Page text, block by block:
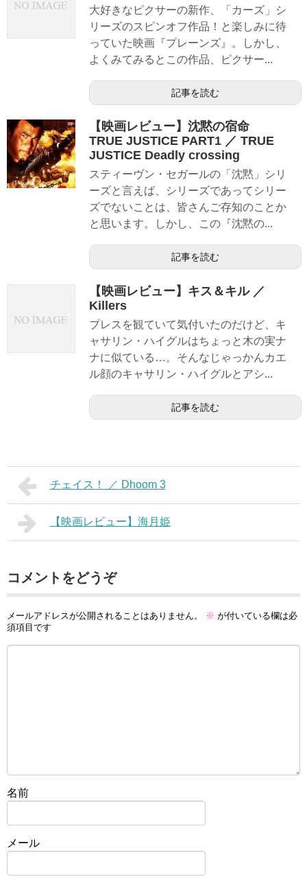
大好きなピクサーの新作、「カーズ」シ
リーズのスピンオフ作品！と楽しみに待
っていた映画『プレーンズ』。しかし、
よくみてみるとこの作品、ピクサー...
記事を読む
【映画レビュー】沈黙の宿命
TRUE JUSTICE PART1 ／ TRUE
JUSTICE Deadly crossing
スティーヴン・セガールの「沈黙」シリ
ーズと言えば、シリーズであってシリー
ズでないことは、皆さんご存知のことか
と思います。しかし、この『沈黙の...
記事を読む
【映画レビュー】キス＆キル ／
Killers
プレスを観ていて気付いたのだけど、キ
ャサリン・ハイグルはちょっと木の実ナ
ナに似ている…。そんなじゃっかんカエ
ル顔のキャサリン・ハイグルとアシ...
記事を読む
チェイス！ ／ Dhoom 3
【映画レビュー】海月姫
コメントをどうぞ
メールアドレスが公開されることはありません。 ※ が付いている欄は必
須項目です
名前
メール